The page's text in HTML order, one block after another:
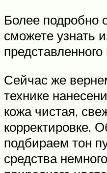
Более подробно
сможете узнать
представленного
Сейчас же
технике
кожа чистая,
корректировке.
подбираем тон
средства